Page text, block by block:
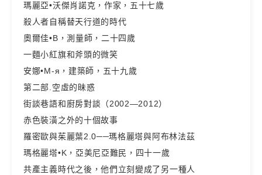
瑪麗亞•沃傑肖諾克，作家，五十七歲
殺人者自稱替天行道的時代
奧爾佳•В，測量師，二十四歲
一麵小紅旗和斧頭的微笑
安娜•М-я，建築師，五十九歲
第二部.空虛的昧惑
街談巷語和廚房對談（2002—2012）
赤色裝潢之外的十個故事
羅密歐與茱麗葉2.0──瑪格麗塔與阿布林法茲
瑪格麗塔•K，亞美尼亞難民，四十一歲
共產主義時代之後，他們立刻變成了另一種人